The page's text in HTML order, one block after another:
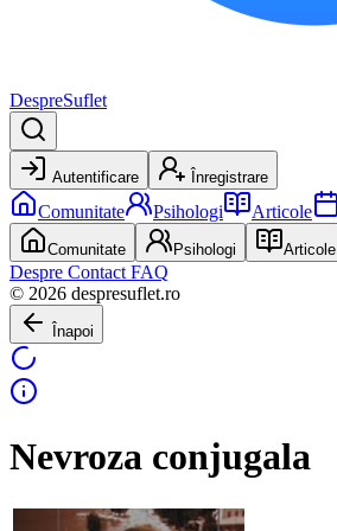
DespreSuflet
Autentificare Înregistrare
Comunitate Psihologi Articole
Comunitate Psihologi Articole
Despre Contact FAQ
© 2026 despresuflet.ro
Înapoi
Nevroza conjugala